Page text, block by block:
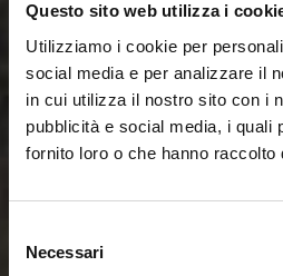
Questo sito web utilizza i
Utilizziamo i cookie per
social media e per analizzare il
in cui utilizza il nostro sito con i
pubblicità e social media, i quali
fornito loro o che hanno
delNecessari